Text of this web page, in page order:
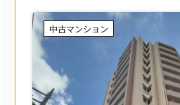
中古マンション